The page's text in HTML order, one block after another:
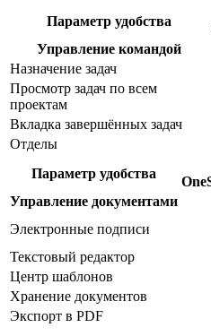
Параметр удобства
Управление командой
Назначение задач
Просмотр задач по всем
проектам
Вкладка завершённых задач
Отделы
Параметр удобства
Управление документами
Электронные подписи
Текстовый редактор
Центр шаблонов
Хранение документов
Экспорт в PDF